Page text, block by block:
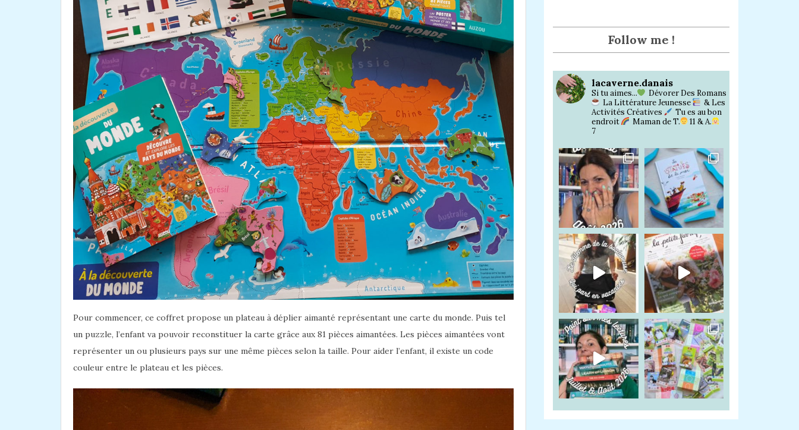
Pour commencer, ce coffret propose un plateau à déplier aimanté représentant une carte du monde. Puis tel
un puzzle, l’enfant va pouvoir reconstituer la carte grâce aux 81 pièces aimantées. Les pièces aimantées vont
représenter un ou plusieurs pays sur une même pièces selon la taille. Pour aider l’enfant, il existe un code
couleur entre le plateau et les pièces.
m
Follow me !
lacaverne.danais
Si tu aimes...
Dévorer Des Romans
La Littérature Jeunesse
& Les
Activités Créatives
Tu es au bon
endroit
Maman de T.
11 & A.
7